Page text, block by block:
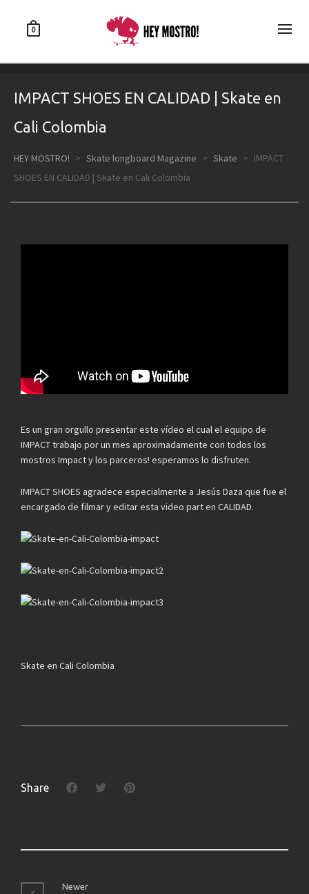
0
IMPACT SHOES EN CALIDAD | Skate en
Cali Colombia
HEY MOSTRO! > Skate longboard Magazine > Skate > IMPACT
SHOES EN CALIDAD | Skate en Cali Colombia
Es un gran orgullo presentar este vídeo el cual el equipo de
IMPACT trabajo por un mes aproximadamente con todos los
mostros Impact y los parceros! esperamos lo disfruten.
IMPACT SHOES agradece especialmente a Jesús Daza que fue el
encargado de filmar y editar esta video part en CALIDAD.
Skate en Cali Colombia
Share
Newer